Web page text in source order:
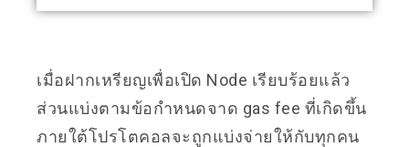
เมื่อฝากเหรียญเพื่อเปิด Node เรียบร้อยแล้ว
ส่วนแบ่งตามข้อกำหนดจาด gas fee ที่เกิดขึ้น
ภายใต้โปรโตคอลจะถูกแบ่งจ่ายให้กับทุกคน